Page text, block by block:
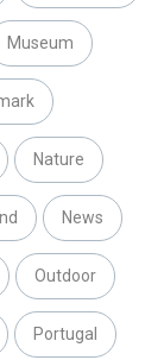
Museum
Nature
News
Outdoor
Portugal